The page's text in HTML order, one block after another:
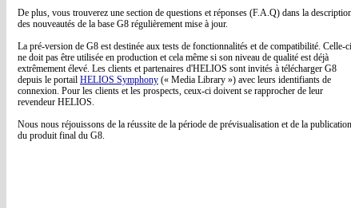
De plus, vous trouverez une section de questions et réponses (F.A.Q) dans la
des nouveautés de la base G8 régulièrement mise à jour.
La pré-version de G8 est destinée aux tests de fonctionnalités et de compatibilité. Celle-ci
ne doit pas être utilisée en production et cela même si son niveau de qualité est déjà
extrêmement élevé. Les clients et partenaires d'HELIOS sont invités à télécharger G8
depuis le portail HELIOS Symphony (« Media Library ») avec leurs identifiants de
connexion. Pour les clients et les prospects, ceux-ci doivent se rapprocher de leur
revendeur HELIOS.
Nous nous réjouissons de la réussite de la période de prévisualisation et de la publication
du produit final du G8.